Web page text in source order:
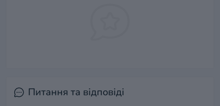
Питання та відповіді